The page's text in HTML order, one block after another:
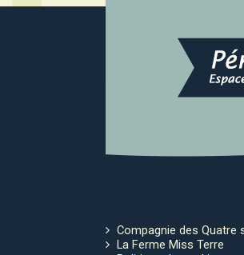
Compagnie des Quatre
La Ferme Miss Terre